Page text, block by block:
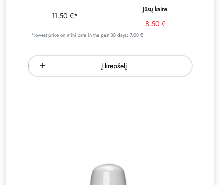
11.50 €*
Jūsų kaina
8.50 €
*lowest price on mihi.care in the past 30 days: 7.00 €
Į krepšelį